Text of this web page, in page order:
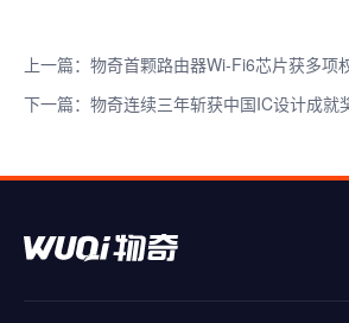
上一篇：物奇首颗路由器Wi-Fi6芯片获多项